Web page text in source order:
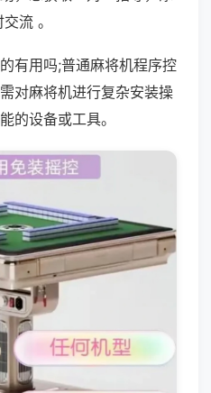
流 。
有用吗;普通麻将机程序控
对麻将机进行复杂安装操
的设备或工具。